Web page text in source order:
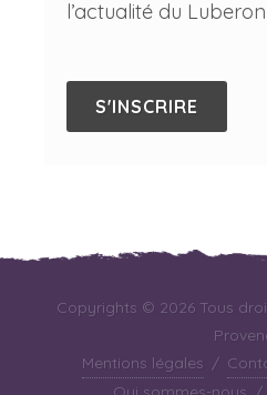
l’actualité du
S'INSCRIRE
Copyrights © 2026 Tous
Mentions légales /